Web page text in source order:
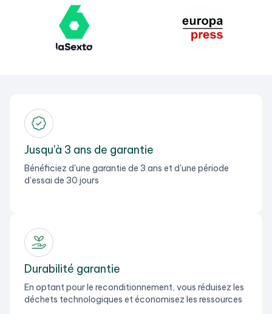
Jusqu'à 3 ans de garantie
Bénéficiez d'une garantie de 3 ans et d'une période
d'essai de 30 jours
Durabilité garantie
En optant pour le reconditionnement, vous réduisez les
déchets technologiques et économisez les ressources